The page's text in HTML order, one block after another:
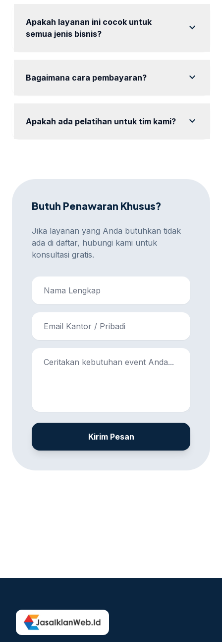
Apakah layanan ini cocok untuk
semua jenis bisnis?
expand_more
Bagaimana cara pembayaran? expand_more
Apakah ada pelatihan untuk tim kami? expand_more
Butuh Penawaran Khusus?
Jika layanan yang Anda butuhkan tidak
ada di daftar, hubungi kami untuk
konsultasi gratis.
Kirim Pesan